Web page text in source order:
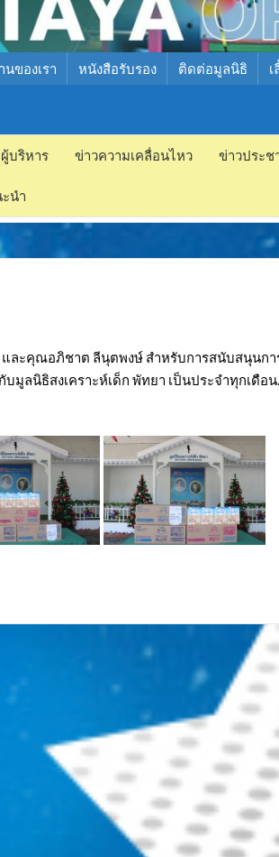
นของเรา หนังสือรับรอง ติดต่อมูลนิธิ
บริหาร ข่าวความเคลื่อนไหว ข่าวประช
นำ
ละคุณอภิชาต ลีนุตพงษ์ สำหรับการสนับสนุนกา
มูลนิธิสงเคราะห์เด็ก พัทยา เป็นประจำทุกเดื